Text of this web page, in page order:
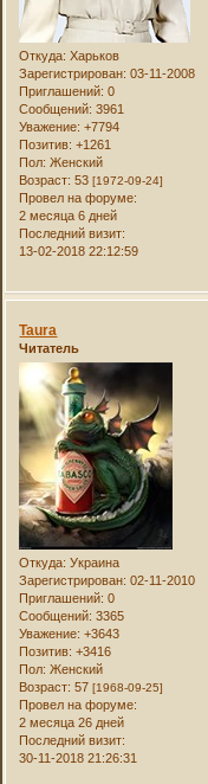
Откуда: Харьков
Зарегистрирован: 03-11-2008
Приглашений: 0
Сообщений: 3961
Уважение: +7794
Позитив: +1261
Пол: Женский
Возраст: 53[1972-09-24]
Провел на форуме:
2 месяца 6 дней
Последний визит:
13-02-2018 22:12:59
Taura
Читатель
Откуда: Украина
Зарегистрирован: 02-11-2010
Приглашений: 0
Сообщений: 3365
Уважение: +3643
Позитив: +3416
Пол: Женский
Возраст: 57[1968-09-25]
Провел на форуме:
2 месяца 26 дней
Последний визит:
30-11-2018 21:26:31